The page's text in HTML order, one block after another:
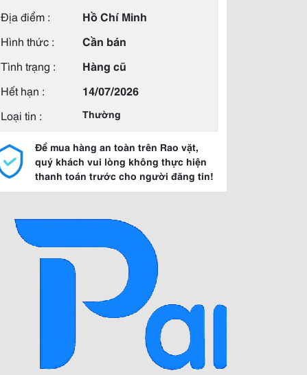
Địa điểm :
Hồ Chí Minh
Hình thức :
Cần bán
Tình trạng :
Hàng cũ
Hết hạn :
14/07/2026
Loại tin :
Thường
Để mua hàng an toàn trên Rao vặt,
quý khách vui lòng không thực hiện
thanh toán trước cho người đăng tin!